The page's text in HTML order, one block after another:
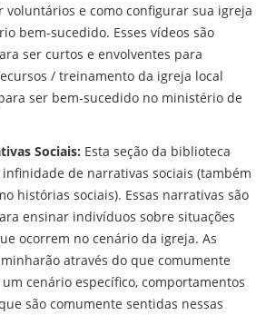
voluntários e como configurar sua igreja
bem-sucedido. Esses vídeos são
ser curtos e envolventes para
/ treinamento da igreja local
ser bem-sucedido no ministério de
Sociais: Esta seção da biblioteca
de narrativas sociais (também
histórias sociais). Essas narrativas são
ensinar indivíduos sobre situações
ocorrem no cenário da igreja. As
através do que comumente
cenário específico, comportamentos
são comumente sentidas nessas